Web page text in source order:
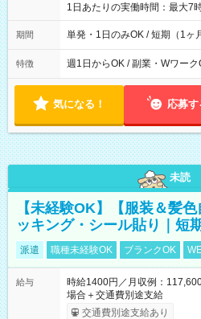
1日あたりの実働時間：最大7
間は 試験により異なります
期間 単発・1日のみOK / 短期（1ヶ
特徴 週1日からOK / 副業・Wワー
気になる！ 応募す
未読
【未経験OK】【服装＆髪
ッキング・シール貼り｜短
派遣 職種未経験OK ブランクOK
給与
時給1400円／月収例：
場合＋交通費別途支給
交通費別途支給あり